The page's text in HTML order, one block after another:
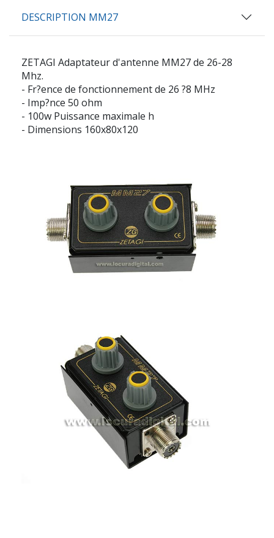
DESCRIPTION MM27
ZETAGI Adaptateur d'antenne MM27 de 26-28
Mhz.
- Fr?ence de fonctionnement de 26 ?8 MHz
- Imp?nce 50 ohm
- 100w Puissance maximale h
- Dimensions 160x80x120